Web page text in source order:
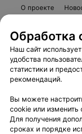
О проекте
Обработка
Наш сайт
удобства
статистики и
рекомендаций.
Вы можете
cookie или изменить
Для получения
сроках и порядке